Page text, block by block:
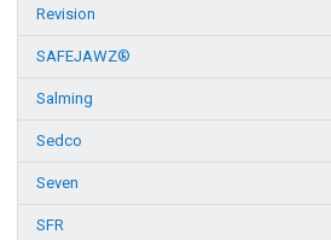
Revision
SAFEJAWZ®
Salming
Sedco
Seven
SFR